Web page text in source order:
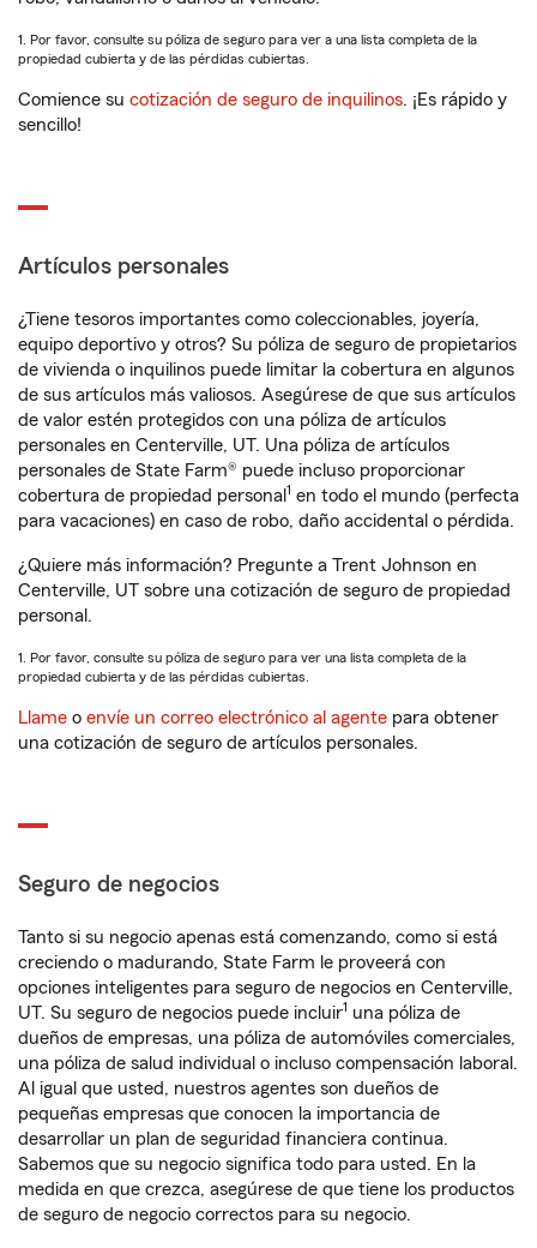
1. Por favor, consulte su póliza de seguro para ver a una lista completa de la
propiedad cubierta y de las pérdidas cubiertas.
Comience su cotización de seguro de inquilinos. ¡Es rápido y
sencillo!
Artículos personales
¿Tiene tesoros importantes como coleccionables, joyería,
equipo deportivo y otros? Su póliza de seguro de propietarios
de vivienda o inquilinos puede limitar la cobertura en algunos
de sus artículos más valiosos. Asegúrese de que sus artículos
de valor estén protegidos con una póliza de artículos
personales en Centerville, UT. Una póliza de artículos
personales de State Farm® puede incluso proporcionar
cobertura de propiedad personal 1 en todo el mundo (perfecta
para vacaciones) en caso de robo, daño accidental o pérdida.
¿Quiere más información? Pregunte a Trent Johnson en
Centerville, UT sobre una cotización de seguro de propiedad
personal.
1. Por favor, consulte su póliza de seguro para ver una lista completa de la
propiedad cubierta y de las pérdidas cubiertas.
Llame o envíe un correo electrónico al agente para obtener
una cotización de seguro de artículos personales.
Seguro de negocios
Tanto si su negocio apenas está comenzando, como si está
creciendo o madurando, State Farm le proveerá con
opciones inteligentes para seguro de negocios en Centerville,
UT. Su seguro de negocios puede incluir1 una póliza de
dueños de empresas, una póliza de automóviles comerciales,
una póliza de salud individual o incluso compensación laboral.
Al igual que usted, nuestros agentes son dueños de
pequeñas empresas que conocen la importancia de
desarrollar un plan de seguridad financiera continua.
Sabemos que su negocio significa todo para usted. En la
medida en que crezca, asegúrese de que tiene los productos
de seguro de negocio correctos para su negocio.